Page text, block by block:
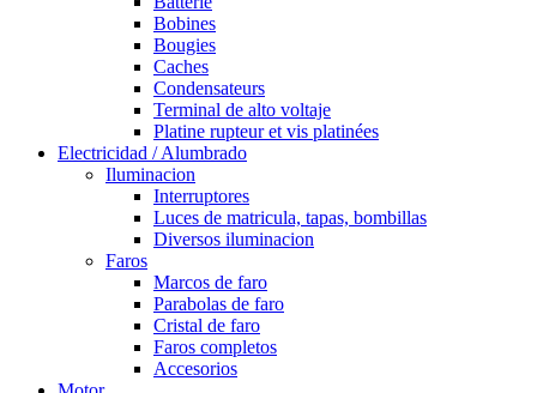
Bobines
Bougies
Caches
Condensateurs
Terminal de alto voltaje
Platine rupteur et vis platinées
Electricidad / Alumbrado
Iluminacion
Interruptores
Luces de matricula, tapas, bombillas
Diversos iluminacion
Faros
Marcos de faro
Parabolas de faro
Cristal de faro
Faros completos
Accesorios